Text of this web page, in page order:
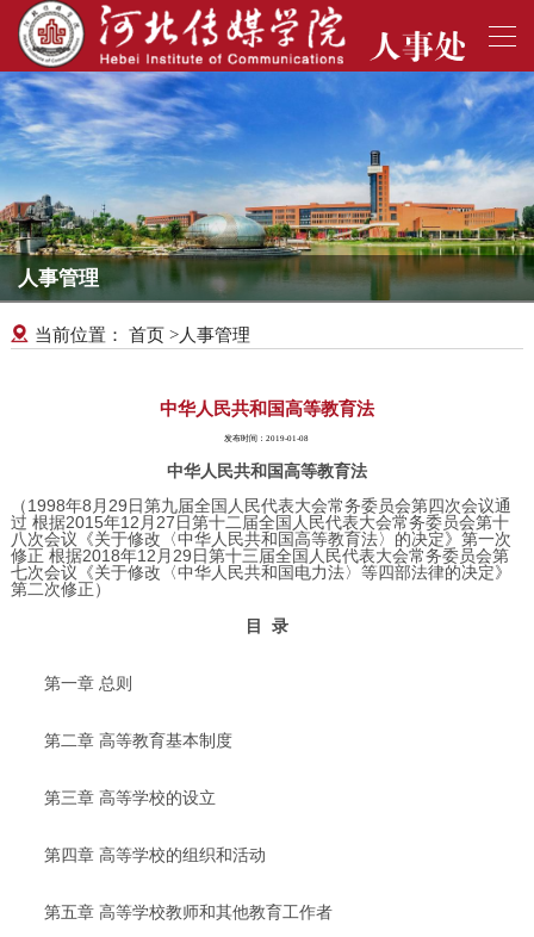
人事管理
当前位置： 首页>人事管理
中华人民共和国高等教育法
发布时间：2019-01-08
中华人民共和国高等教育法
（1998年8月29日第九届全国人民代表大会常务委员会第四次会议通
过 根据2015年12月27日第十二届全国人民代表大会常务委员会第十
八次会议《关于修改〈中华人民共和国高等教育法〉的决定》第一次
修正 根据2018年12月29日第十三届全国人民代表大会常务委员会第
七次会议《关于修改〈中华人民共和国电力法〉等四部法律的决定》
第二次修正）
目 录
第一章 总则
第二章 高等教育基本制度
第三章 高等学校的设立
第四章 高等学校的组织和活动
第五章 高等学校教师和其他教育工作者